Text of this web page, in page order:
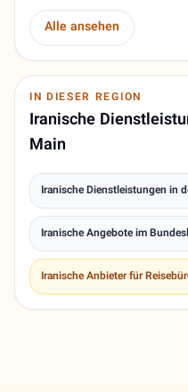
Alle ansehen
IN DIESER REGION
Iranische
Main
Iranische Dienstleistungen in
Iranische Angebote im
Iranische Anbieter für